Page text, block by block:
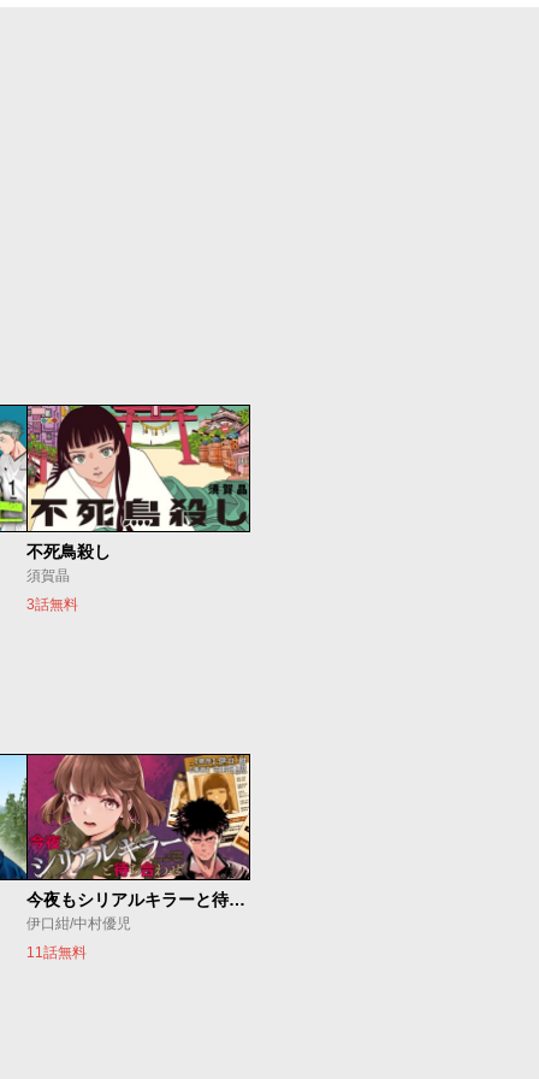
不死鳥殺し
須賀晶
3話無料
今夜もシリアルキラーと待ち合わせ
伊口紺/中村優児
11話無料